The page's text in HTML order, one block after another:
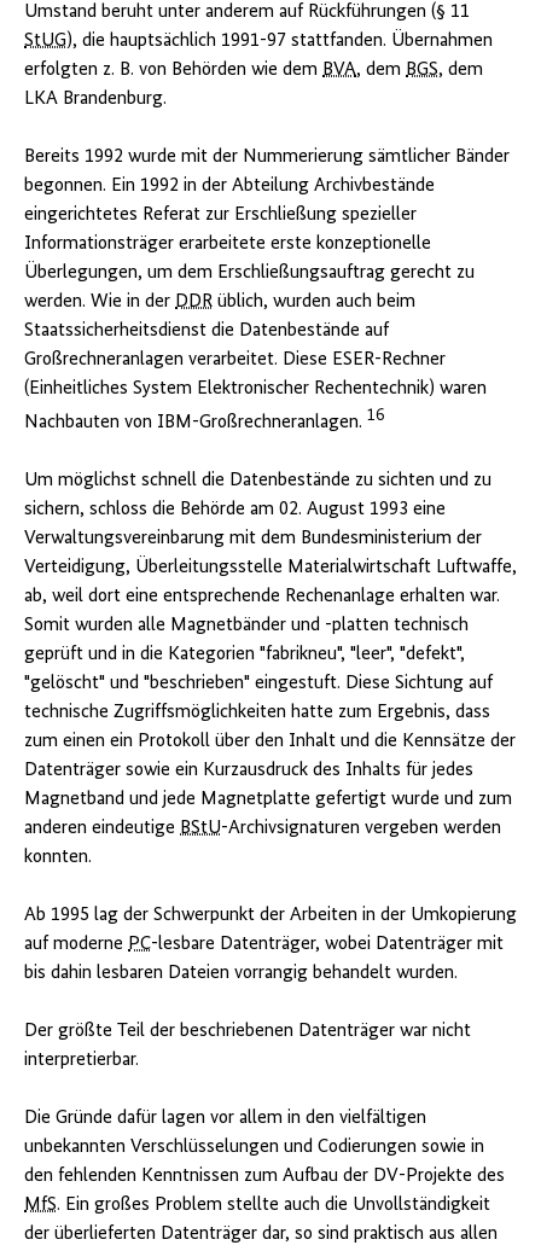
Umstand beruht unter anderem auf Rückführungen (§ 11
StUG), die hauptsächlich 1991-97 stattfanden. Übernahmen
erfolgten z. B. von Behörden wie dem BVA, dem BGS, dem
LKA Brandenburg.
Bereits 1992 wurde mit der Nummerierung sämtlicher Bänder
begonnen. Ein 1992 in der Abteilung Archivbestände
eingerichtetes Referat zur Erschließung spezieller
Informationsträger erarbeitete erste konzeptionelle
Überlegungen, um dem Erschließungsauftrag gerecht zu
werden. Wie in der DDR üblich, wurden auch beim
Staatssicherheitsdienst die Datenbestände auf
Großrechneranlagen verarbeitet. Diese ESER-Rechner
(Einheitliches System Elektronischer Rechentechnik) waren
Nachbauten von IBM-Großrechneranlagen. 16
Um möglichst schnell die Datenbestände zu sichten und zu
sichern, schloss die Behörde am 02. August 1993 eine
Verwaltungsvereinbarung mit dem Bundesministerium der
Verteidigung, Überleitungsstelle Materialwirtschaft Luftwaffe,
ab, weil dort eine entsprechende Rechenanlage erhalten war.
Somit wurden alle Magnetbänder und -platten technisch
geprüft und in die Kategorien "fabrikneu", "leer", "defekt",
"gelöscht" und "beschrieben" eingestuft. Diese Sichtung auf
technische Zugriffsmöglichkeiten hatte zum Ergebnis, dass
zum einen ein Protokoll über den Inhalt und die Kennsätze der
Datenträger sowie ein Kurzausdruck des Inhalts für jedes
Magnetband und jede Magnetplatte gefertigt wurde und zum
anderen eindeutige BStU-Archivsignaturen vergeben werden
konnten.
Ab 1995 lag der Schwerpunkt der Arbeiten in der Umkopierung
auf moderne PC-lesbare Datenträger, wobei Datenträger mit
bis dahin lesbaren Dateien vorrangig behandelt wurden.
Der größte Teil der beschriebenen Datenträger war nicht
interpretierbar.
Die Gründe dafür lagen vor allem in den vielfältigen
unbekannten Verschlüsselungen und Codierungen sowie in
den fehlenden Kenntnissen zum Aufbau der DV-Projekte des
MfS. Ein großes Problem stellte auch die Unvollständigkeit
der überlieferten Datenträger dar, so sind praktisch aus allen